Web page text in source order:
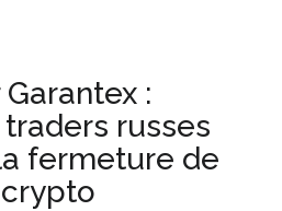
:
russes
fermeture de